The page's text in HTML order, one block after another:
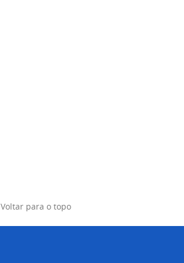
Voltar para o topo